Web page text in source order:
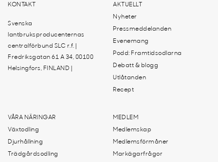
KONTAKT
Svenska
lantbruksproducenternas
centralförbund SLC r.f. |
Fredriksgatan 61 A 34, 00100
Helsingfors, FINLAND |
AKTUELLT
Nyheter
Pressmeddelanden
Evenemang
Podd: Framtidsodlarna
Debatt & blogg
Utlåtanden
Recept
VÅRA NÄRINGAR
Växtodling
Djurhållning
Trädgårdsodling
MEDLEM
Medlemskap
Medlemsförmåner
Markägarfrågor